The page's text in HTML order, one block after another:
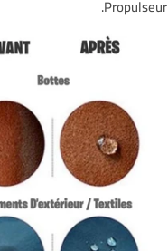
Propulseur.